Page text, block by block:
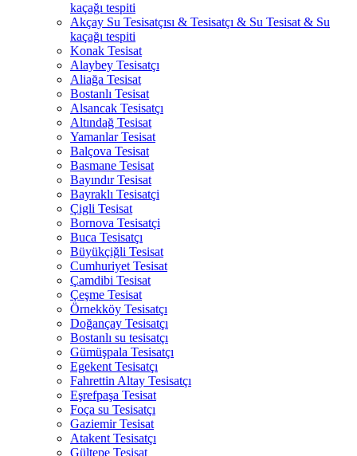
kaçağı tespiti
Akçay Su Tesisatçısı & Tesisatçı & Su Tesisat & Su
kaçağı tespiti
Konak Tesisat
Alaybey Tesisatçı
Aliağa Tesisat
Bostanlı Tesisat
Alsancak Tesisatçı
Altındağ Tesisat
Yamanlar Tesisat
Balçova Tesisat
Basmane Tesisat
Bayındır Tesisat
Bayraklı Tesisatçi
Çigli Tesisat
Bornova Tesisatçi
Buca Tesisatçı
Büyükçiğli Tesisat
Cumhuriyet Tesisat
Çamdibi Tesisat
Çeşme Tesisat
Örnekköy Tesisatçı
Doğançay Tesisatçı
Bostanlı su tesisatçı
Gümüşpala Tesisatçı
Egekent Tesisatçı
Fahrettin Altay Tesisatçı
Eşrefpaşa Tesisat
Foça su Tesisatçı
Gaziemir Tesisat
Atakent Tesisatçı
Gültepe Tesisat